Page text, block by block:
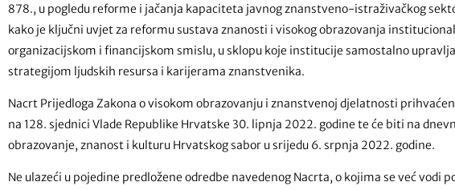
878., u pogledu reforme i jačanja kapaciteta javnog znanstveno-istraživačkog
kako je ključni uvjet za reformu sustava znanosti i visokog obrazovanja
organizacijskom i financijskom smislu, u sklopu koje institucije samostalno
strategijom ljudskih resursa i karijerama znanstvenika.
Nacrt Prijedloga Zakona o visokom obrazovanju i znanstvenoj djelatnosti
na 128. sjednici Vlade Republike Hrvatske 30. lipnja 2022. godine te će biti na
obrazovanje, znanost i kulturu Hrvatskog sabor u srijedu 6. srpnja 2022. godine.
Ne ulazeći u pojedine predložene odredbe navedenog Nacrta, o kojima se već vodi